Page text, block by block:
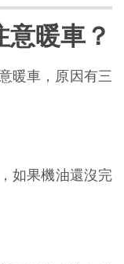
暖車？
暖車，原因有三
如果機油還沒完